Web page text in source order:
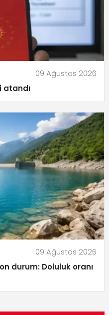
09 Ağustos 2026
atandı
09 Ağustos 2026
durum: Doluluk oranı